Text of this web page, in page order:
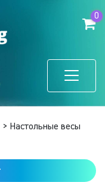
0
> Настольные весы